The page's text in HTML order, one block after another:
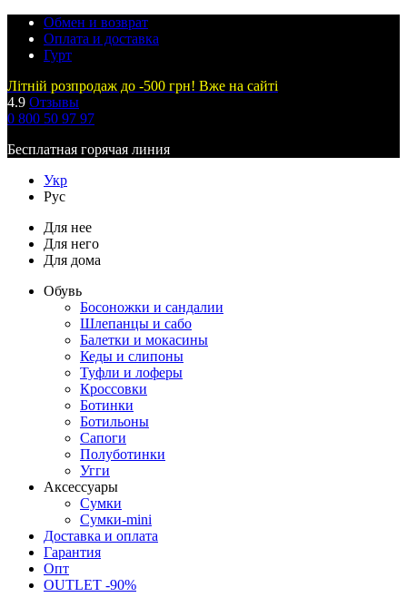
Обмен и возврат
Оплата и доставка
Гурт
Літній розпродаж до -500 грн! Вже на сайті
4.9 Отзывы
0 800 50 97 97
Бесплатная горячая линия
Укр
Рус
Для нее
Для него
Для дома
Обувь
Босоножки и сандалии
Шлепанцы и сабо
Балетки и мокасины
Кеды и слипоны
Туфли и лоферы
Кроссовки
Ботинки
Ботильоны
Сапоги
Полуботинки
Угги
Аксессуары
Сумки
Сумки-mini
Доставка и оплата
Гарантия
Опт
OUTLET -90%